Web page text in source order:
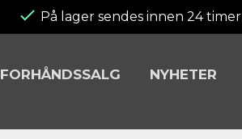
På lager sendes innen 24 timer
FORHÅNDSSALG NYHETER